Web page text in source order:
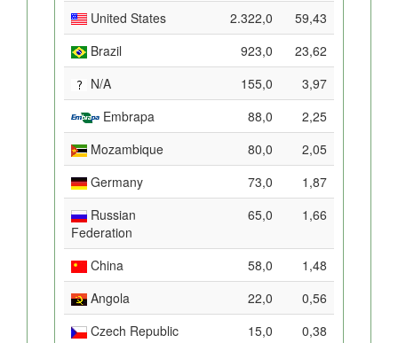
United States
2.322,0
59,43
Brazil
923,0
23,62
N/A
155,0
3,97
Embrapa
88,0
2,25
Mozambique
80,0
2,05
Germany
73,0
1,87
Russian
Federation
65,0 1,66
China 58,0
1,48
Angola
22,0
0,56
Czech Republic
15,0
0,38